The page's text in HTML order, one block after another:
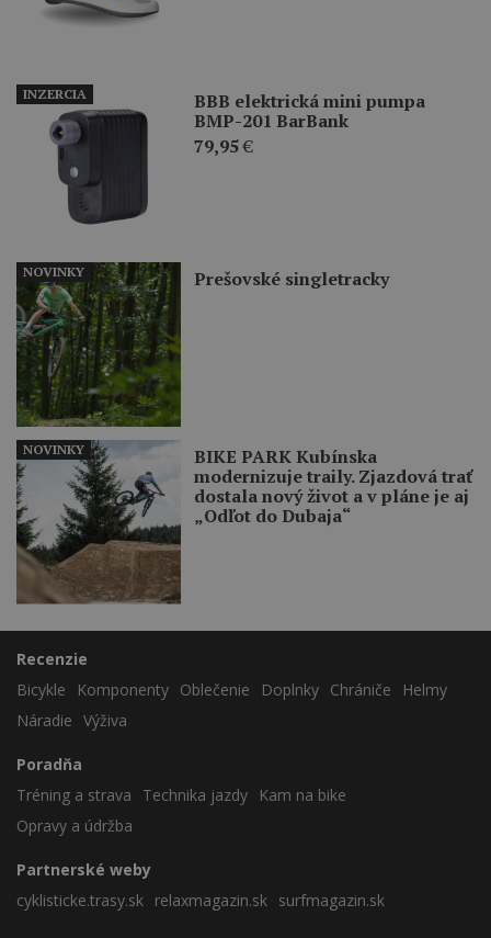
BBB elektrická mini pumpa
BMP-201 BarBank
79,95€
INZERCIA
Prešovské singletracky
NOVINKY
BIKE PARK Kubínska
modernizuje traily. Zjazdová trať
dostala nový život a v pláne je aj
„Odľot do Dubaja“
NOVINKY
Recenzie
Bicykle
Komponenty Oblečenie Doplnky Chrániče
Helmy
Náradie Výživa
Poradňa
Tréning a strava
Technika jazdy
Kam na bike
Opravy a údržba
Partnerské weby
cyklisticke.trasy.sk relaxmagazin.sk surfmagazin.sk